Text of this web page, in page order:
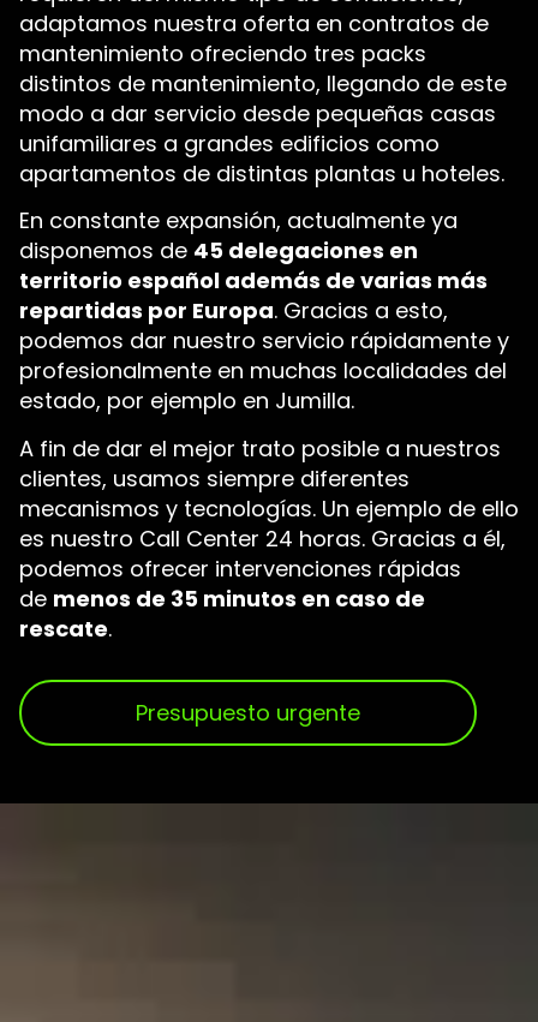
adaptamos nuestra oferta en contratos de
mantenimiento ofreciendo tres packs
distintos de mantenimiento, llegando de este
modo a dar servicio desde pequeñas casas
unifamiliares a grandes edificios como
apartamentos de distintas plantas u hoteles.
En constante expansión, actualmente ya
disponemos de 45 delegaciones en
territorio español además de varias más
repartidas por Europa. Gracias a esto,
podemos dar nuestro servicio rápidamente y
profesionalmente en muchas localidades del
estado, por ejemplo en Jumilla.
A fin de dar el mejor trato posible a nuestros
clientes, usamos siempre diferentes
mecanismos y tecnologías. Un ejemplo de ello
es nuestro Call Center 24 horas. Gracias a él,
podemos ofrecer intervenciones rápidas
de menos de 35 minutos en caso de
rescate.
Presupuesto urgente